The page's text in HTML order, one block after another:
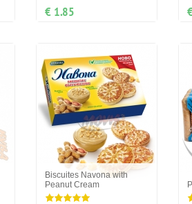
€ 1.85
Biscuites Navona with
Peanut Cream